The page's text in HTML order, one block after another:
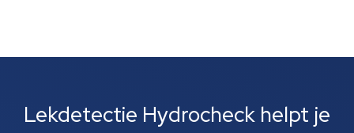
Lekdetectie Hydrocheck helpt je